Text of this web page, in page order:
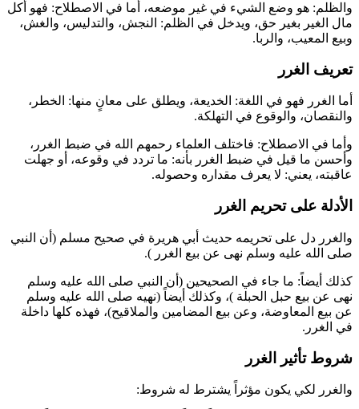
والظلم: هو وضع الشيء في غير موضعه، أما في الاصطلاح: فهو أكل
مال الغير بغير حق، ويدخل في الظلم: النجش، والتدليس، والغش،
وبيع المعيب، والربا.
تعريف الغرر
أما الغرر فهو في اللغة: الخديعة، ويطلق على معانٍ منها: الخطر،
والنقصان، والوقوع في التهلكة.
وأما في الاصطلاح: فاختلف العلماء رحمهم الله في ضبط الغرر،
وأحسن ما قيل في ضبط الغرر بأنه: ما تردد في وقوعه، أو جهلت
عاقبته، يعني: لا يعرف مقداره وحصوله.
الأدلة على تحريم الغرر
والغرر دل على تحريمه حديث أبي هريرة في صحيح مسلم ( أن النبي
صلى الله عليه وسلم نهى عن بيع الغرر ).
كذلك أيضاً: ما جاء في الصحيحين ( أن النبي صلى الله عليه وسلم
نهى عن بيع حبل الحبلة )، وكذلك أيضاً (نهيه صلى الله عليه وسلم
عن بيع المعاوضة، وعن بيع المضامين والملاقيح)، فهذه كلها داخلة
في الغرر.
شروط تأثير الغرر
والغرر لكي يكون مؤثراً يشترط له شروط: